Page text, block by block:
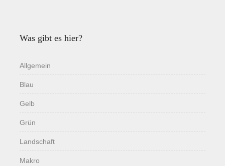
Was gibt es hier?
Allgemein
Blau
Gelb
Grün
Landschaft
Makro